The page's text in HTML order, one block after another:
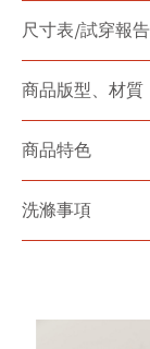
尺寸表/試穿報告
商品版型、材質
商品特色
洗滌事項